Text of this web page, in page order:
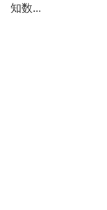
知数...